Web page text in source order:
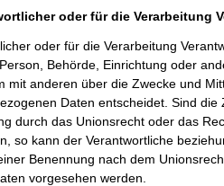
oder für die Verarbeitung
oder für die Verarbeitung
Behörde, Einrichtung oder
mit anderen über die Zwecke und
Daten entscheidet. Sind die
durch das Unionsrecht oder das
so kann der Verantwortliche
Benennung nach dem
vorgesehen werden.